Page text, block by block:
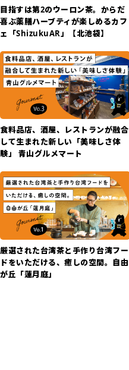
目指すは第2のウーロン茶。からだ
喜ぶ薬膳ハーブティが楽しめるカフ
ェ「ShizukuAR」【北池袋】
食料品店、酒屋、レストランが融合
して生まれた新しい「美味しさ体
験」 青山グルメマート
厳選された台湾茶と手作り台湾フー
ドをいただける、癒しの空間。自由
が丘「蓮月庭」